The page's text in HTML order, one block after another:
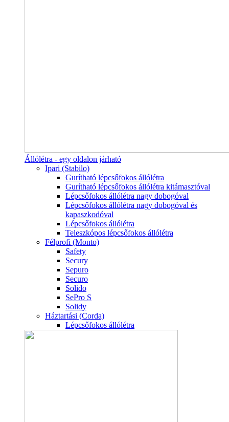
Állólétra - egy oldalon járható
Ipari (Stabilo)
Gurítható lépcsőfokos állólétra
Gurítható lépcsőfokos állólétra kitámasztóval
Lépcsőfokos állólétra nagy dobogóval
Lépcsőfokos állólétra nagy dobogóval és
kapaszkodóval
Lépcsőfokos állólétra
Teleszkópos lépcsőfokos állólétra
Félprofi (Monto)
Safety
Secury
Sepuro
Securo
Solido
SePro S
Solidy
Háztartási (Corda)
Lépcsőfokos állólétra